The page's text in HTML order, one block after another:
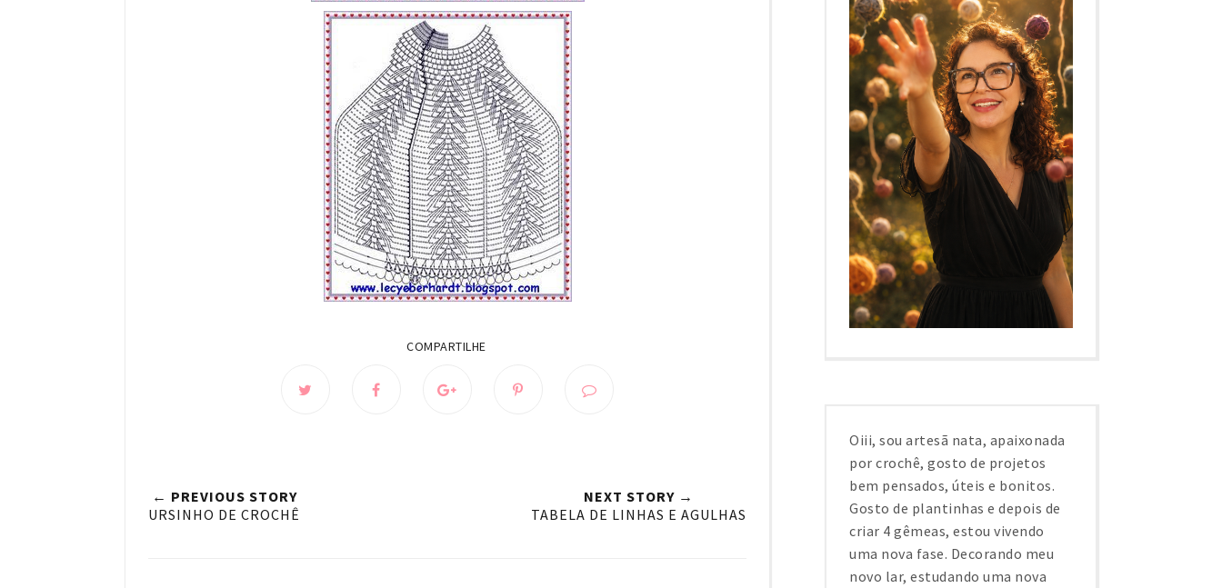
← PREVIOUS STORY
URSINHO DE CROCHÊ
NEXT STORY →
TABELA DE LINHAS E AGULHAS
Oiii, sou artesã nata, apaixonada
por crochê, gosto de projetos
bem pensados, úteis e bonitos.
Gosto de plantinhas e depois de
criar 4 gêmeas, estou vivendo
uma nova fase. Decorando meu
novo lar, estudando uma nova